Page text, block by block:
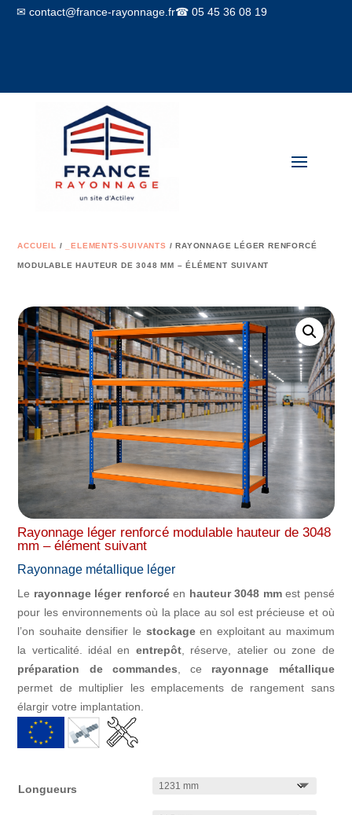
✉ contact@france-rayonnage.fr☎ 05 45 36 08 19
ACCUEIL / _ELEMENTS-SUIVANTS / RAYONNAGE LÉGER RENFORCÉ
MODULABLE HAUTEUR DE 3048 MM – ÉLÉMENT SUIVANT
Rayonnage léger renforcé modulable hauteur de 3048
mm – élément suivant
Rayonnage métallique léger
Le rayonnage léger renforcéen hauteur 3048 mmest pensé
pour les environnements où la place au sol est précieuse et où
l’on souhaite densifier le stockageen exploitant au maximum
la verticalité. idéal en entrepôt, réserve, atelier ou zone de
préparation de commandes, ce rayonnage métallique
permet de multiplier les emplacements de rangement sans
élargir votre implantation.
Longueurs